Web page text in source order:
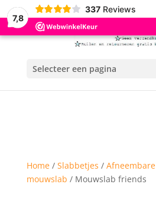
7,8
337 Reviews
Selecteer een pagina
Home/ Slabbetjes / Afneembare
mouwslab / Mouwslab friends